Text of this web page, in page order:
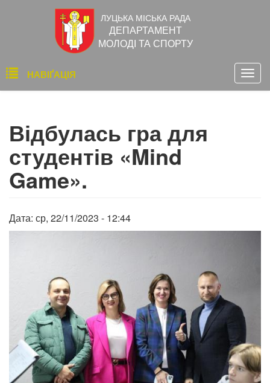
ЛУЦЬКА МІСЬКА РАДА
ДЕПАРТАМЕНТ
МОЛОДІ ТА СПОРТУ
Основна
навіґація
НАВІҐАЦІЯ
Відбулась гра для
студентів «Mind
Game».
Дата: ср, 22/11/2023 - 12:44